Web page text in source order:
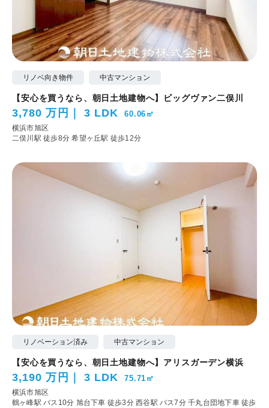
リノベ向き物件 中古マンション
【安心を買うなら、朝日土地建物へ】ビッグヴァン二俣川
3,780 万円 3 LDK 60.06㎡
横浜市旭区
二俣川駅 徒歩8分希望ヶ丘駅 徒歩12分
リノベーション済み 中古マンション
【安心を買うなら、朝日土地建物へ】アリスガーデン横浜
3,190 万円 3 LDK 75.71㎡
横浜市旭区
鶴ヶ峰駅 バス10分 旭台下車 徒歩3分西谷駅 バス7分 千丸台団地下車 徒歩